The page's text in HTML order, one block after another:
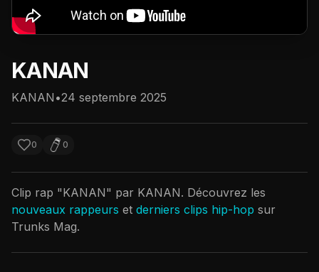
KANAN
KANAN •24 septembre 2025
0 0
Clip rap "KANAN" par KANAN. Découvrez les
nouveaux rappeurs et derniers clips hip-hop sur
Trunks Mag.